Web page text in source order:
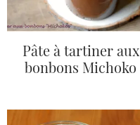
Pâte à tartiner aux
bonbons Michoko